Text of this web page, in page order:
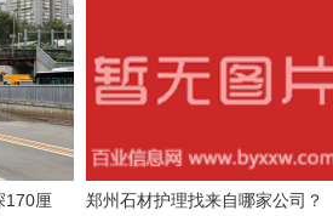
170厘
郑州石材护理找来自哪家公司？